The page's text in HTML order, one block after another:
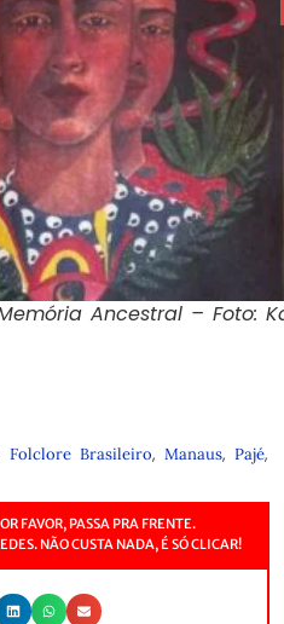
Ancestral – Foto:
Folclore Brasileiro, Manaus,Pajé,
FAVOR, PASSA PRA FRENTE.
NÃO CUSTA NADA, É SÓ CLICAR!